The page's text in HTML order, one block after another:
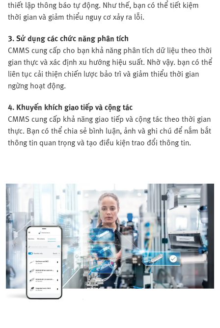
thiết lập thông báo tự động. Như thế, bạn có thể tiết kiệm
thời gian và giảm thiểu nguy cơ xảy ra lỗi.
3. Sử dụng các chức năng phân tích
CMMS cung cấp cho bạn khả năng phân tích dữ liệu theo thời
gian thực và xác định xu hướng hiệu suất. Nhờ vậy. bạn có thể
liên tục cải thiện chiến lược bảo trì và giảm thiểu thời gian
ngừng hoạt động.
4. Khuyến khích giao tiếp và cộng tác
CMMS cung cấp khả năng giao tiếp và cộng tác theo thời gian
thực. Bạn có thể chia sẻ bình luận, ảnh và ghi chú để nắm bắt
thông tin quan trọng và tạo điều kiện trao đổi thông tin.